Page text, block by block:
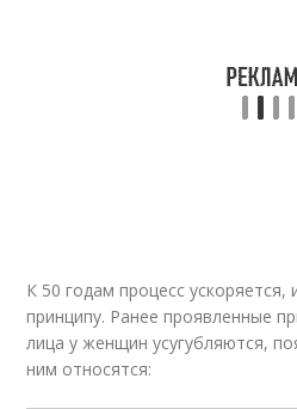
К 50 годам процесс
принципу. Ранее проявленные
лица у женщин усугубляются,
ним относятся: